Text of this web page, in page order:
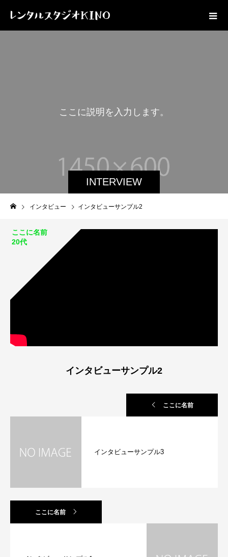
INTERVIEW
こ こ に説明 を 入 力 し ま す。
インタビュー インタビューサンプル2
ここに名前
20代
インタビューサンプル2
ここに名前
インタビューサンプル3
ここに名前